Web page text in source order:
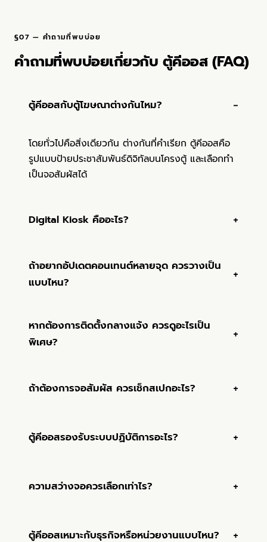
§07 — คำถามที่พบบ่อย
คำถามที่พบบ่อยเกี่ยวกับ ตู้คีออส (FAQ)
ตู้คีออสกับตู้โฆษณาต่างกันไหม?
โดยทั่วไปคือสิ่งเดียวกัน ต่างกันที่คำเรียก ตู้คีออสคือ
รูปแบบป้ายประชาสัมพันธ์ดิจิทัลบนโครงตู้ และเลือกทำ
เป็นจอสัมผัสได้
Digital Kiosk คืออะไร?
ถ้าอยากอัปเดตคอนเทนต์หลายจุด ควรวางเป็น
แบบไหน?
หากต้องการติดตั้งกลางแจ้ง ควรดูอะไรเป็น
พิเศษ?
ถ้าต้องการจอสัมผัส ควรเช็กสเปกอะไร?
ตู้คีออสรองรับระบบปฏิบัติการอะไร?
ความสว่างจอควรเลือกเท่าไร?
ตู้คีออสเหมาะกับธุรกิจหรือหน่วยงานแบบไหน?